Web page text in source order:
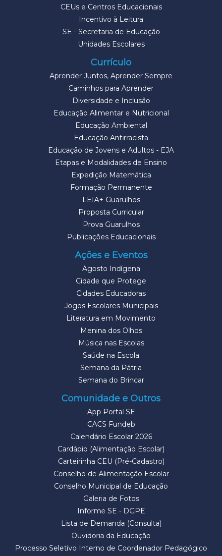
CEUs e Centros Educacionais
Incentivo à Leitura
SE - Secretaria de Educação
Unidades Escolares
Currículo
Aprender Juntos, Aprender Sempre
Caminhos para Aprender
Diversidade e Inclusão
Educação Alimentar e Nutricional
Educação Ambiental
Educação Antirracista
Educação de Jovens e Adultos - EJA
Etapas e Modalidades de Ensino
Expedição Matemática
Formação Permanente
LEIA+ Guarulhos
Proposta Curricular
Prova Guarulhos
Publicações Educacionais
Ações e Eventos
Agosto Indígena
Cidade que Protege
Cidades Educadoras
Jogos Escolares Municipais
Literatura em Movimento
Menina dos Olhos
Música nas Escolas
Saúde na Escola
Semana da Pátria
Semana do Brincar
Comunidade e Outros
App Portal SE
CACS Fundeb
Calendário Escolar 2026
Cardápio (Alimentação Escolar)
Carteirinha CEU (Pré-Cadastro)
Conselho de Alimentação Escolar
Conselho Municipal de Educação
Galeria de Fotos
Informe SE - DGPE
Lista de Demanda (Consulta)
Ouvidoria da Educação
Processo Seletivo Interno de Coordenador Pedagógico